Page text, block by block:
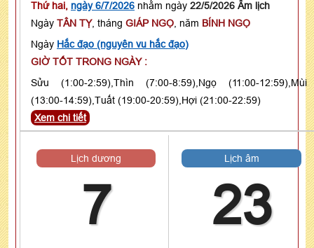
Thứ hai, ngày 6/7/2026 nhằm ngày 22/5/2026 Âm lịch
Ngày TÂN TỴ, tháng GIÁP NGỌ , năm BÍNH NGỌ
Ngày Hắc đạo (nguyên vu hắc đạo)
GIỜ TỐT TRONG NGÀY :
Sửu (1:00-2:59),Thìn (7:00-8:59),Ngọ (11:00-12:59),Mùi
(13:00-14:59),Tuất (19:00-20:59),Hợi (21:00-22:59)
Xem chi tiết
Lịch dương
7
Lịch âm
23